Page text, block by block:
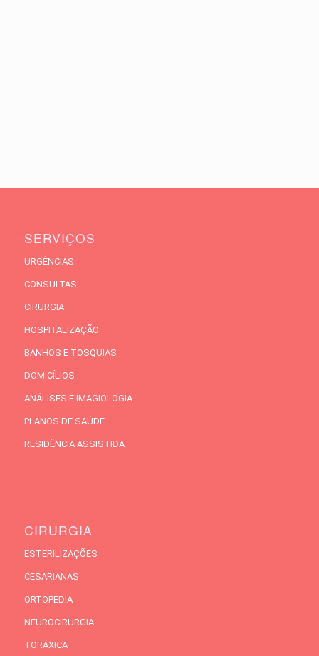
SERVIÇOS
URGÊNCIAS
CONSULTAS
CIRURGIA
HOSPITALIZAÇÃO
BANHOS E TOSQUIAS
DOMICÍLIOS
ANÁLISES E IMAGIOLOGIA
PLANOS DE SAÚDE
RESIDÊNCIA ASSISTIDA
CIRURGIA
ESTERILIZAÇÕES
CESARIANAS
ORTOPEDIA
NEUROCIRURGIA
TORÁXICA